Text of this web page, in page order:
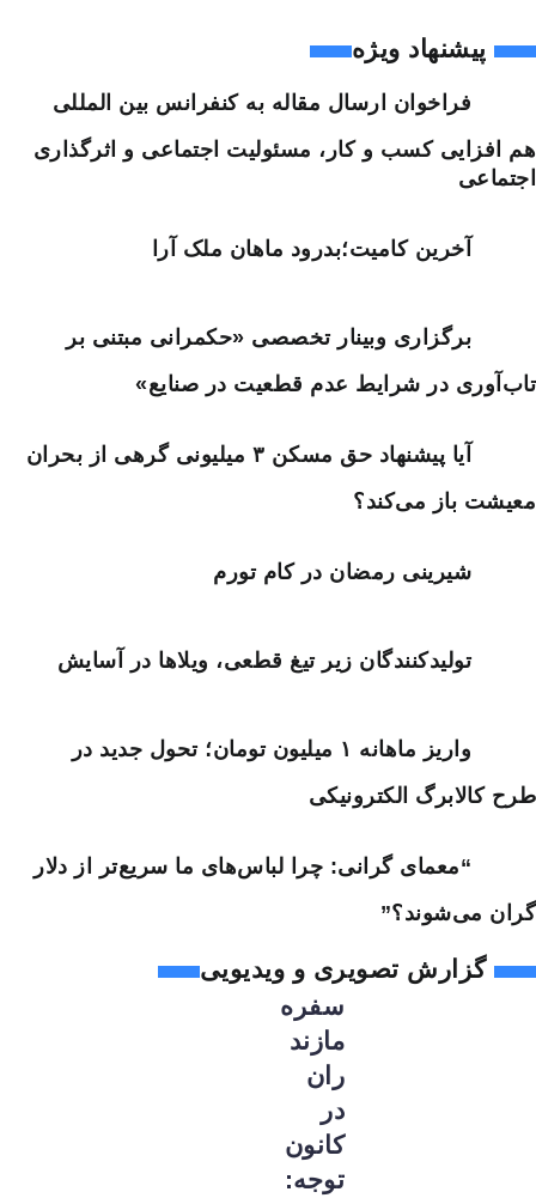
پیشنهاد ویژه
فراخوان ارسال مقاله به کنفرانس بین المللی
هم افزایی کسب و کار، مسئولیت اجتماعی و اثرگذاری
اجتماعی
آخرین کامیت؛بدرود ماهان ملک آرا
برگزاری وبینار تخصصی «حکمرانی مبتنی بر
تاب‌آوری در شرایط عدم قطعیت در صنایع»
آیا پیشنهاد حق مسکن ۳ میلیونی گرهی از بحران
معیشت باز می‌کند؟
شیرینی رمضان در کام تورم
تولیدکنندگان زیر تیغ قطعی، ویلاها در آسایش
واریز ماهانه ۱ میلیون تومان؛ تحول جدید در
طرح کالابرگ الکترونیکی
“معمای گرانی: چرا لباس‌های ما سریع‌تر از دلار
گران می‌شوند؟”
گزارش تصویری و ویدیویی
سفره
مازند
ران
در
کانون
توجه: